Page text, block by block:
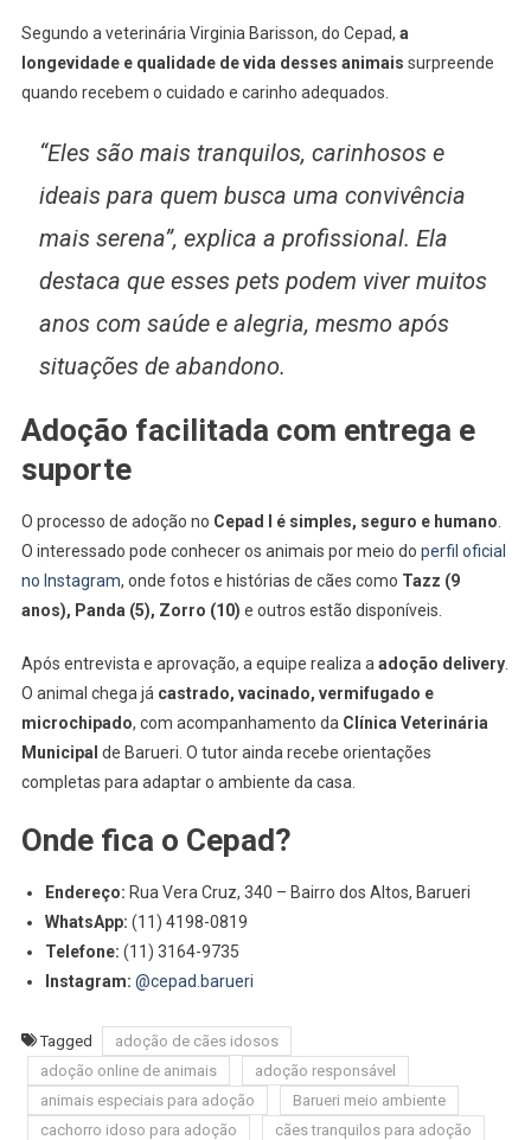
Segundo a veterinária Virginia Barisson, do Cepad, a
longevidade e qualidade de vida desses animais surpreende
quando recebem o cuidado e carinho adequados.
“Eles são mais tranquilos, carinhosos e
ideais para quem busca uma convivência
mais serena”, explica a profissional. Ela
destaca que esses pets podem viver muitos
anos com saúde e alegria, mesmo após
situações de abandono.
Adoção facilitada com entrega e
suporte
O processo de adoção no Cepad I é simples, seguro e humano
O interessado pode conhecer os animais por meio do perfil oficial
no Instagram, onde fotos e histórias de cães como Tazz (9
anos), Panda (5), Zorro (10) e outros estão disponíveis.
Após entrevista e aprovação, a equipe realiza a adoção delivery.
O animal chega já castrado, vacinado, vermifugado e
microchipado, com acompanhamento da Clínica Veterinária
Municipal de Barueri. O tutor ainda recebe orientações
completas para adaptar o ambiente da casa.
Onde fica o Cepad?
Endereço: Rua Vera Cruz, 340 – Bairro dos Altos, Barueri
WhatsApp: (11) 4198-0819
Telefone: (11) 3164-9735
Instagram: @cepad.barueri
Tagged
adoção de cães idosos
adoção online de animais
adoção responsável
animais especiais para adoção
Barueri meio ambiente
cachorro idoso para adoção
cães tranquilos para adoção